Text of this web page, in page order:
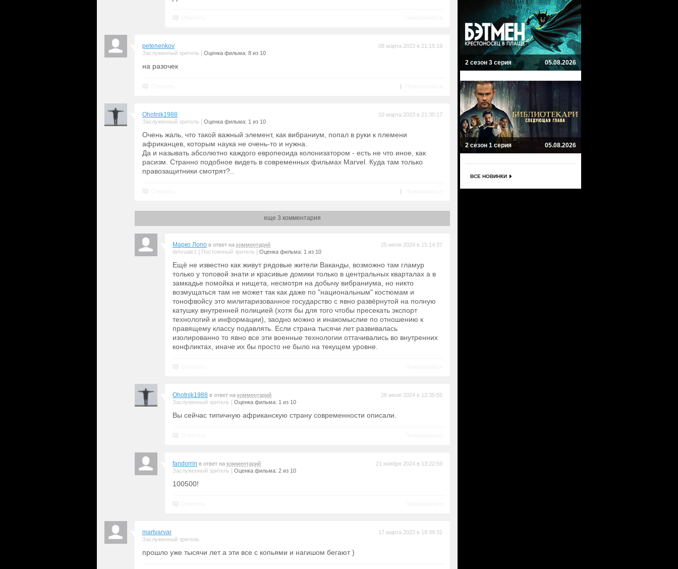
petenenkov
Заслуженный зритель Оценка фильма: 8 из 10
08 марта 2023 в 21:15:19
на разочек
|
Ohotnik1988
Заслуженный зритель Оценка фильма: 1 из 10
10 марта 2023 в 21:30:17
Очень жаль, что такой важный элемент, как вибраниум, попал в руки к племени
африканцев, которым наука не очень-то и нужна.
Да и называть абсолютно каждого европеоида колонизатором - есть не что иное, как
расизм. Странно подобное видеть в современных фильмах Marvel. Куда там только
правозащитники смотрят?..
|
еще 3 комментария
Марко Лопо в ответ на комментарий
dehruale1
Постоянный зритель Оценка фильма: 1 из 10
25 июля 2024 в 15:14:37
Ещё не известно как живут рядовые жители Ваканды, возможно там гламур
только у топовой знати и красивые домики только в центральных кварталах а в
замкадье помойка и нищета, несмотря на добычу вибраниума, но никто
возмущаться там не может так как даже по "национальным" костюмам и
тонофвойсу это милитаризованное государство с явно развёрнутой на полную
катушку внутренней полицией (хотя бы для того чтобы пресекать экспорт
технологий и информации), заодно можно и инакомыслие по отношению к
правящему классу подавлять. Если страна тысячи лет развивалась
изолированно то явно все эти военные технологии оттачивались во внутренних
конфликтах, иначе их бы просто не было на текущем уровне.
Ohotnik1988 в ответ на комментарий
Заслуженный зритель
Оценка фильма: 1 из 10
26 июля 2024 в 12:35:55
Вы сейчас типичную африканскую страну современности описали.
fandorrin в ответ на комментарий
Заслуженный зритель
Оценка фильма: 2 из 10
21 ноября 2024 в 13:22:59
100500!
martvarvar
Заслуженный зритель
17 марта 2023 в 18:39:32
прошло уже тысячи лет а эти все с копьями и нагишом бегают )
2 сезон 3 серия 05.08.2026
2 сезон 1 серия 05.08.2026
ВСЕ НОВИНКИ